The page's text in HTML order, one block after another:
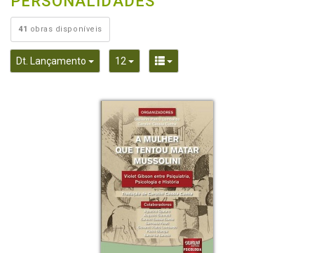
41 obras disponíveis
Dt. Lançamento Toggle Dropdown
12 Toggle DropdownToggle Dropdown